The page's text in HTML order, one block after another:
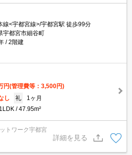
線<宇都宮線>/宇都宮駅 徒歩99分
宇都宮市細谷町
2階建
円(管理費等：3,500円)
し 礼
1ヶ月
1LDK 47.95m²
トワーク宇都宮
詳細を見る